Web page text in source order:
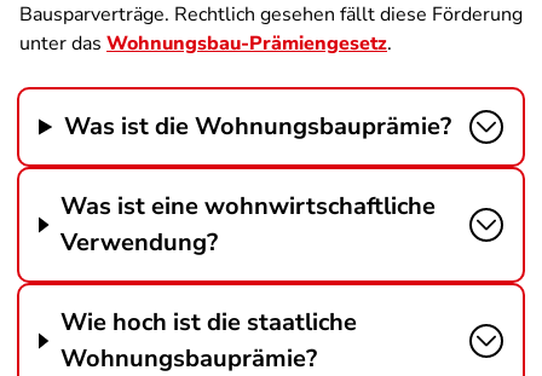
Bausparverträge. Rechtlich gesehen fällt diese Förderung
unter das Wohnungsbau-Prämiengesetz.
Was ist die Wohnungsbauprämie?
Was ist eine wohnwirtschaftliche
Verwendung?
Wie hoch ist die staatliche
Wohnungsbauprämie?